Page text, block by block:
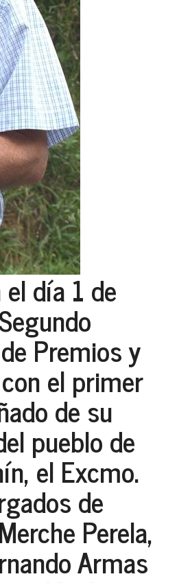
día 1 de
Premios y
el primer
de su
pueblo de
el Excmo.
de
Perela,
Armas